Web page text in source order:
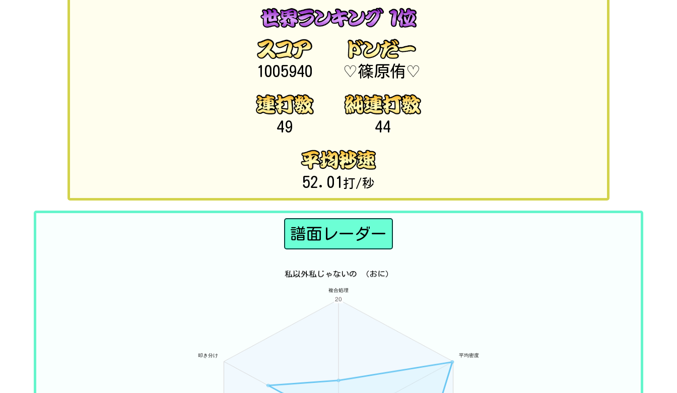
1005940 ♡篠原侑♡
49 44
52.01 打/秒
譜面レーダー